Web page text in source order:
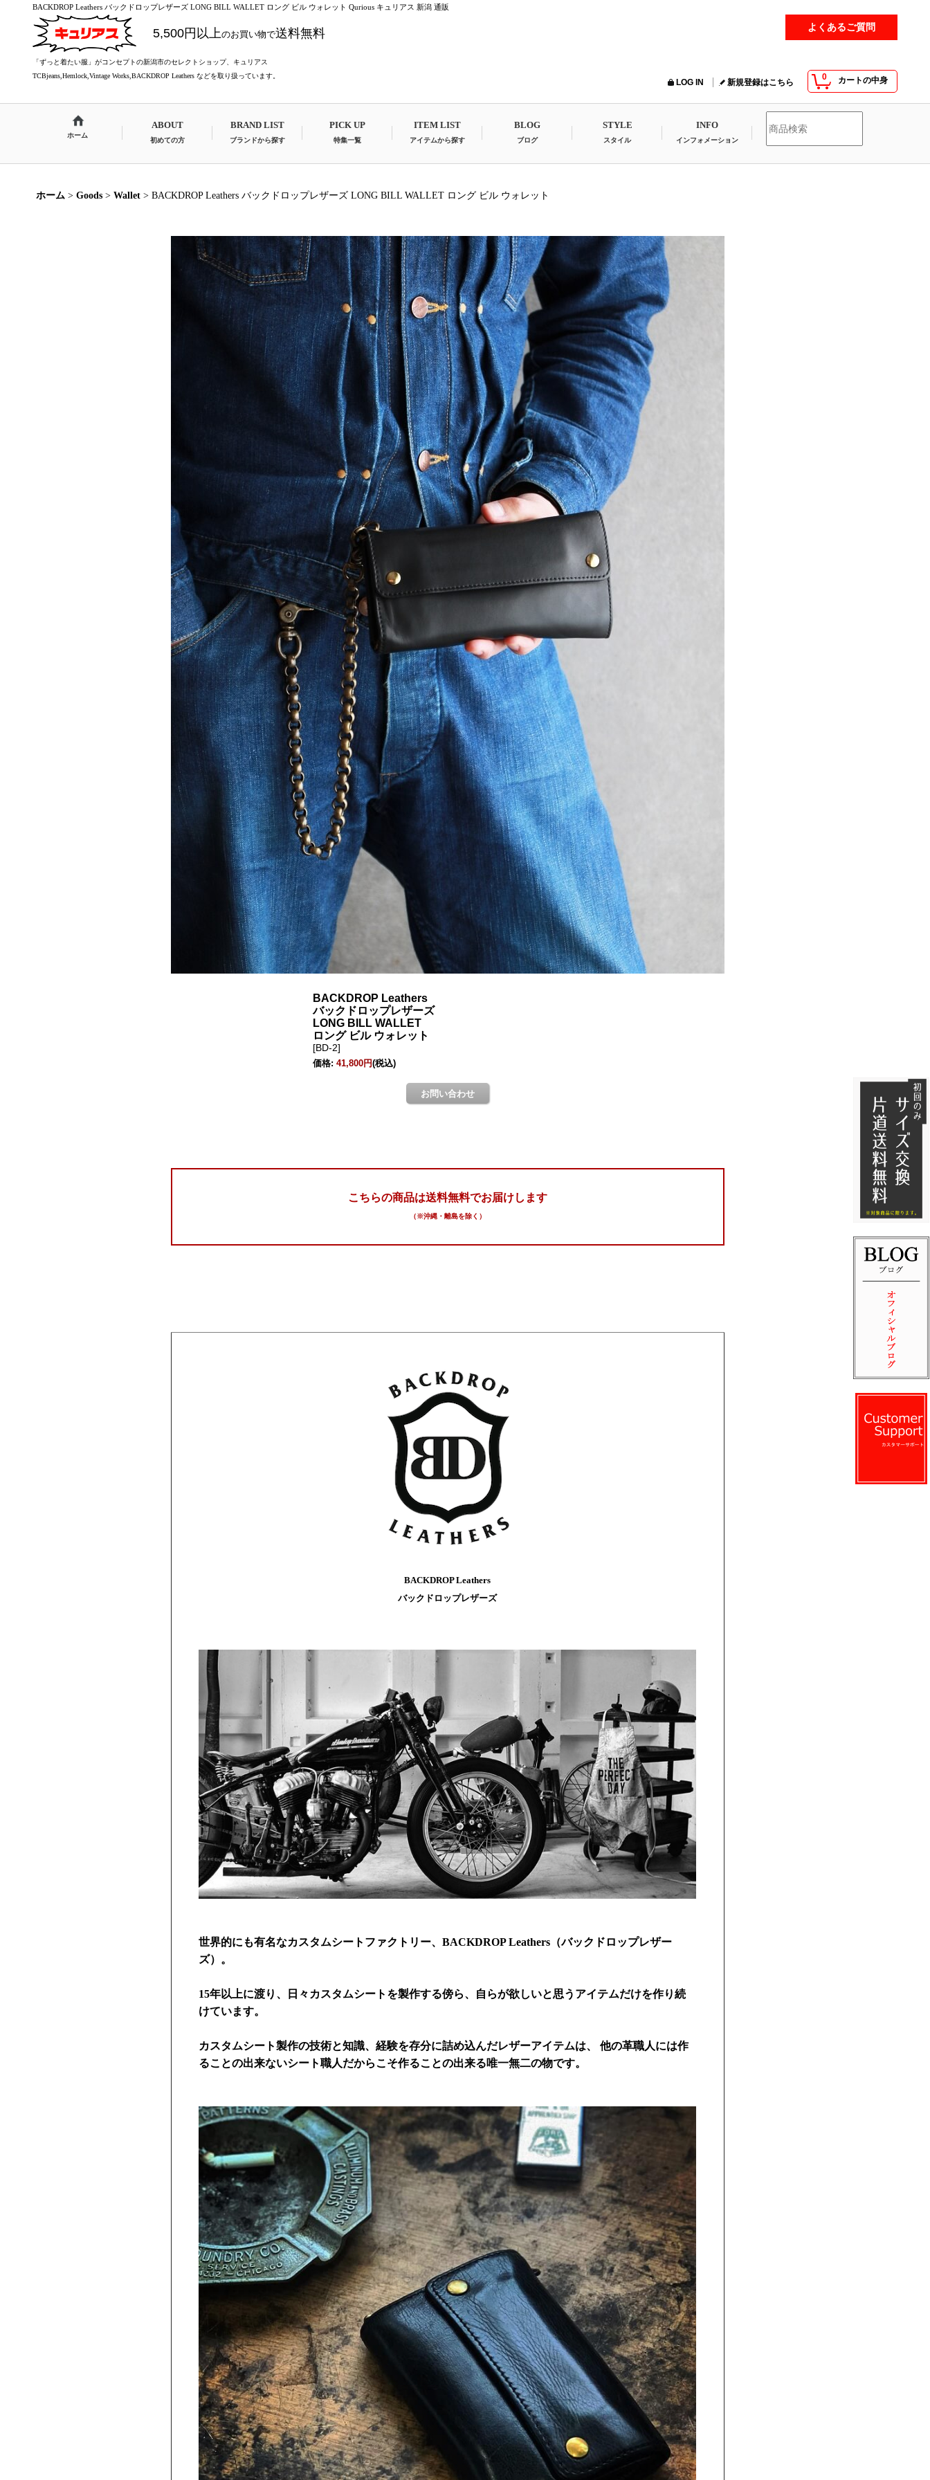
BACKDROP Leathers バックドロップレザーズ LONG BILL WALLET ロング ビル ウォレット Qurious キュリアス 新潟 通販
5,500円以上のお買い物で送料無料
「ずっと着たい服」がコンセプトの新潟市のセレクトショップ、キュリアス
TCBjeans,Hemlock,Vintage Works,BACKDROP Leathers などを取り扱っています。
よくあるご質問
0 カートの中身
LOG IN 新規登録はこちら
ホーム
ABOUT
初めての方
BRAND LIST
ブランドから探す
PICK UP
特集一覧
ITEM LIST
アイテムから探す
BLOG
ブログ
STYLE
スタイル
INFO
インフォメーション
ホーム > Goods > Wallet > BACKDROP Leathers バックドロップレザーズ LONG BILL WALLET ロング ビル ウォレット
こちらの商品は送料無料でお届けします
（※沖縄・離島を除く）
BACKDROP Leathers
バックドロップレザーズ
世界的にも有名なカスタムシートファクトリー、BACKDROP Leathers（バックドロップレザー
ズ）。
15年以上に渡り、日々カスタムシートを製作する傍ら、自らが欲しいと思うアイテムだけを作り続
けています。
カスタムシート製作の技術と知識、経験を存分に詰め込んだレザーアイテムは、 他の革職人には作
ることの出来ないシート職人だからこそ作ることの出来る唯一無二の物です。